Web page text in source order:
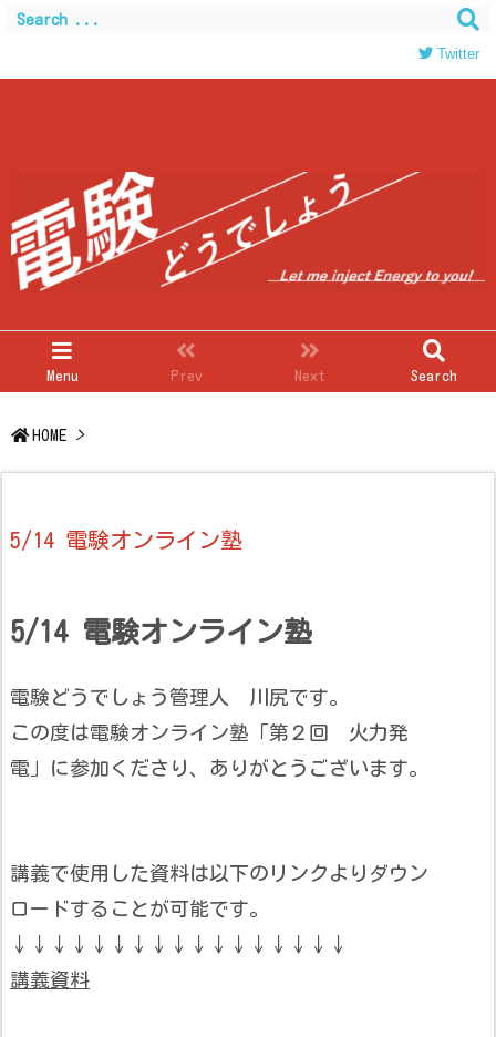
Warning: Trying to access array offset on value of type
/home/c0403866/public_html/kwglab.com/wp-
on line120
Menu Prev Next Search
Twitter
HOME >
5/14 電験オンライン塾
5/14 電験オンライン塾
電験どうでしょう管理人 川尻です。
この度は電験オンライン塾「第２回 火力発
電」に参加くださり、ありがとうございます。
講義で使用した資料は以下のリンクよりダウン
ロードすることが可能です。
↓↓↓↓↓↓↓↓↓↓↓↓↓↓↓↓↓
講義資料